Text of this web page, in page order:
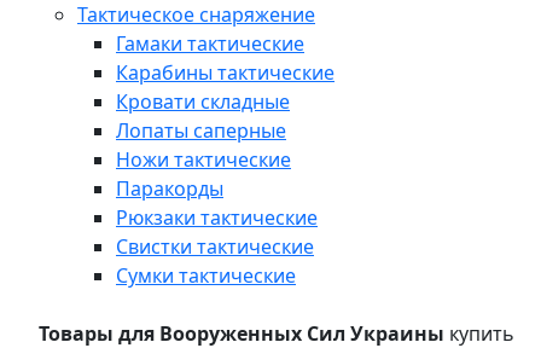
Тактическое снаряжение
Гамаки тактические
Карабины тактические
Кровати складные
Лопаты саперные
Ножи тактические
Паракорды
Рюкзаки тактические
Свистки тактические
Сумки тактические
Товары для Вооруженных Сил Украины купить